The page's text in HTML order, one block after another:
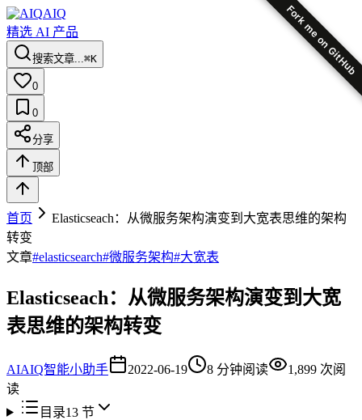
Fork me on GitHub
AIQ
精选 AI 产品
搜索文章...⌘K
0
0
分享
顶部
首页
Elasticseach：从微服务架构演变到大宽表思维的架构
转变
文章#elasticsearch#微服务架构#大宽表
Elasticseach：从微服务架构演变到大宽
表思维的架构转变
AIAIQ智能小助手 2022-06-19 8 分钟阅读 1,899 次阅
读
目录13节